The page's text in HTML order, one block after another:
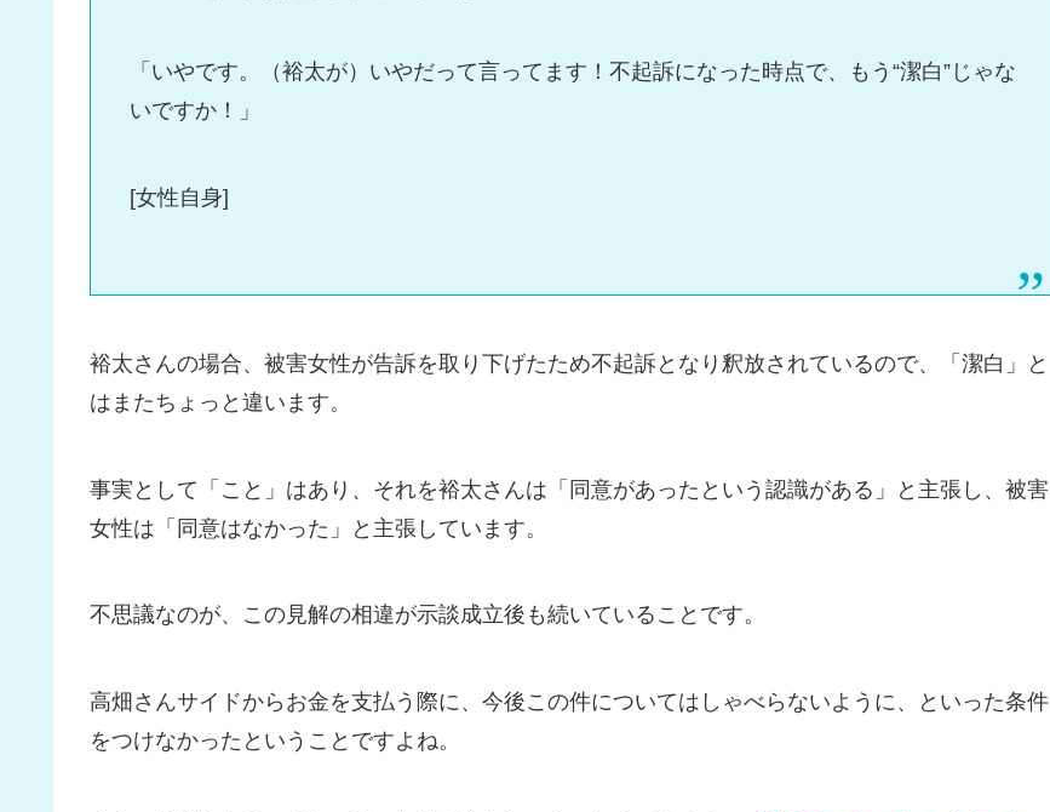
「いやです。（裕太が）いやだって言ってます！不起訴になった時点で、もう“潔白”じゃな
いですか！」
[女性自身]
裕太さんの場合、被害女性が告訴を取り下げたため不起訴となり釈放されているので、「潔白」と
はまたちょっと違います。
事実として「こと」はあり、それを裕太さんは「同意があったという認識がある」と主張し、被害
女性は「同意はなかった」と主張しています。
不思議なのが、この見解の相違が示談成立後も続いていることです。
高畑さんサイドからお金を支払う際に、今後この件についてはしゃべらないように、といった条件
をつけなかったということですよね。